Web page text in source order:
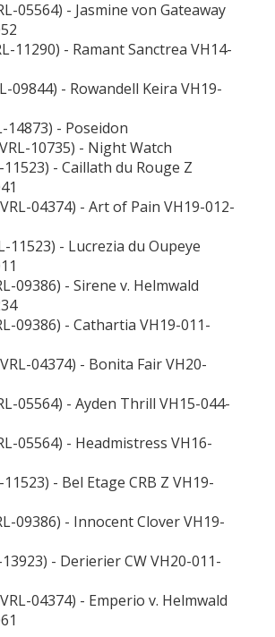
05564) - Jasmine von Gateaway
11290) - Ramant Sanctrea VH14-
09844) - Rowandell Keira VH19-
14873) - Poseidon
10735) - Night Watch
11523) - Caillath du Rouge Z
04374) - Art of Pain VH19-012-
11523) - Lucrezia du Oupeye
09386) - Sirene v. Helmwald
09386) - Cathartia VH19-011-
04374) - Bonita Fair VH20-
05564) - Ayden Thrill VH15-044-
05564) - Headmistress VH16-
- Bel Etage CRB Z VH19-
09386) - Innocent Clover VH19-
13923) - Derierier CW VH20-011-
04374) - Emperio v. Helmwald